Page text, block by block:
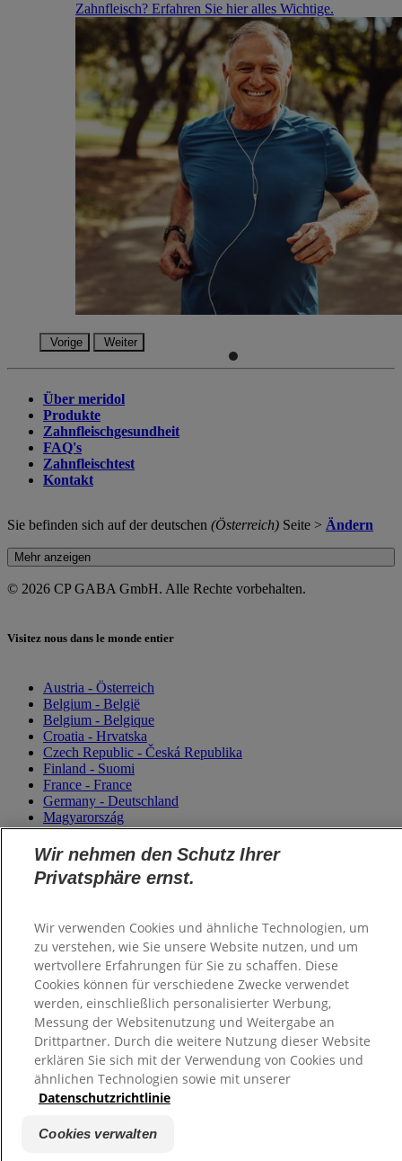
Zahnfleisch? Erfahren Sie hier alles Wichtige.
Vorige Weiter
Über meridol
Produkte
Zahnfleischgesundheit
FAQ's
Zahnfleischtest
Kontakt
Sie befinden sich auf der deutschen (Österreich) Seite > Ändern
Mehr anzeigen
© 2026 CP GABA GmbH. Alle Rechte vorbehalten.
Visitez nous dans le monde entier
Austria - Österreich
Belgium - België
Belgium - Belgique
Croatia - Hrvatska
Czech Republic - Česká Republika
Finland - Suomi
France - France
Germany - Deutschland
Magyarország
Italy - Italia
Netherlands - Nederland
Poland - Polska
Saudi Arabia (العربية)
Slovenija
Switzerland (Schweiz)
Switzerland (Suisse)
Turkey - Türkiye
Ukraine - Україна
Wir nehmen den Schutz Ihrer
Privatsphäre ernst.
Wir verwenden Cookies und ähnliche Technologien, um
zu verstehen, wie Sie unsere Website nutzen, und um
wertvollere Erfahrungen für Sie zu schaffen. Diese
Cookies können für verschiedene Zwecke verwendet
werden, einschließlich personalisierter Werbung,
Messung der Websitenutzung und Weitergabe an
Drittpartner. Durch die weitere Nutzung dieser Website
erklären Sie sich mit der Verwendung von Cookies und
ähnlichen Technologien sowie mit unserer
Datenschutzrichtlinie
Cookies verwalten